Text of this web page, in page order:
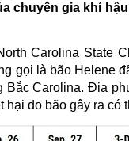
chuyên gia khí
Carolina State
gọi là bão Helene
Carolina. Địa
do bão gây ra có